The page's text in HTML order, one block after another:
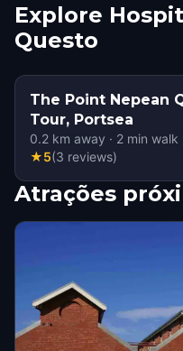
Explore
Questo
The Point Nepean
Tour, Portsea
0.2 km away · 2 min walk
★5(3 reviews)
Atrações